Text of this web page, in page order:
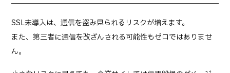
SSL未導入は、通信を盗み見られるリスクが増えます。
また、第三者に通信を改ざんされる可能性もゼロではありませ
ん。